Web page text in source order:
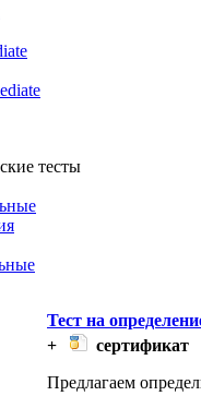
тесты
Тест на
+
сертификат
Предлагаем